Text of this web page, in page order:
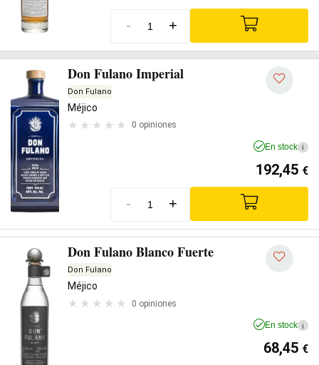
- +
Don Fulano Imperial
Don Fulano
Méjico
0 opiniones
En stock i
192,45 €
- +
Don Fulano Blanco Fuerte
Don Fulano
Méjico
0 opiniones
En stock i
68,45 €